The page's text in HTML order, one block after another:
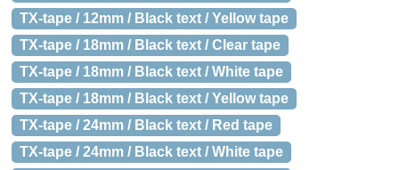
TX-tape / 12mm / Black text / Yellow tape
TX-tape / 18mm / Black text / Clear tape
TX-tape / 18mm / Black text / White tape
TX-tape / 18mm / Black text / Yellow tape
TX-tape / 24mm / Black text / Red tape
TX-tape / 24mm / Black text / White tape